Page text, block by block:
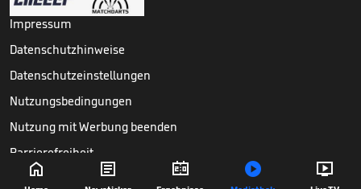
    
Impressum
Datenschutzhinweise
Datenschutzeinstellungen
Nutzungsbedingungen
Nutzung mit Werbung beenden
Barrierefreiheit
Copyright © Sport1 GmbH. Alle Rechte vorbehalten.